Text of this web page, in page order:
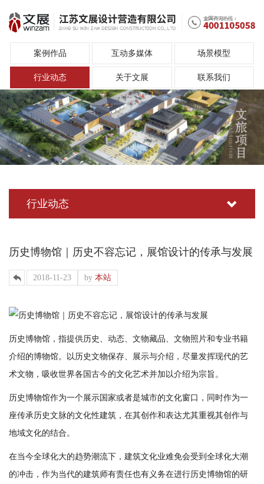
案例作品 互动多媒体 场景模型
行业动态 关于文展 联系我们
行业动态
历史博物馆｜历史不容忘记，展馆设计的传承与发展
2018-11-23 by 本站
历史博物馆，指提供历史、动态、文物藏品、文物照片和专业书籍
介绍的博物馆。以历史文物保存、展示与介绍，尽量发挥现代的艺
术文物，吸收世界各国古今的文化艺术并加以介绍为宗旨。
历史博物馆作为一个展示国家或者是城市的文化窗口，同时作为一
座传承历史文脉的文化性建筑，在其创作和表达尤其重视其创作与
地域文化的结合。
在当今全球化大的趋势潮流下，建筑文化业难免会受到全球化大潮
的冲击，作为当代的建筑师有责任也有义务在进行历史博物馆的研